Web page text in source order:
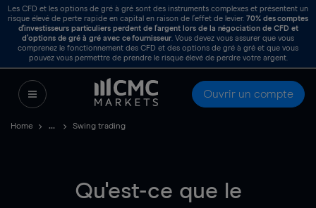
Les CFD et les options de gré à gré sont des instruments complexes et présentent un
risque élevé de perte rapide en capital en raison de l’effet de levier. 70%des comptes
d’investisseurs particuliers perdent de l’argent lors de la négociation de CFD et
d’options de gré à gré avec ce fournisseur. Vous devez vous assurer que vous
comprenez le fonctionnement des CFD et des options de gré à gré et que vous
pouvez vous permettre de prendre le risque élevé de perdre votre argent.
Ouvrir un compte
Home Swing trading
Qu'est-ce que le